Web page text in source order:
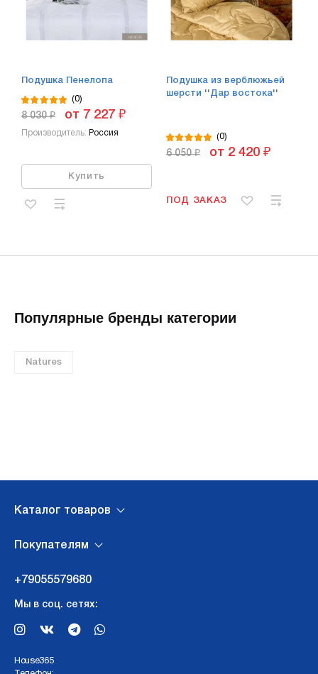
Подушка Пенелопа
(0)
8 030 ₽ от 7 227 ₽
Производитель: Россия
Купить
Подушка из верблюжьей
шерсти ''Дар востока''
(0)
6 050 ₽ от 2 420 ₽
ПОД ЗАКАЗ
Популярные бренды категории
Natures
Каталог товаров
Покупателям
+79055579680
Мы в соц. сетях:
Нouse365